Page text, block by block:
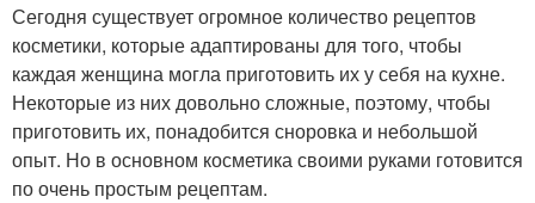
Сегодня существует огромное количество рецептов
косметики, которые адаптированы для того, чтобы
каждая женщина могла приготовить их у себя на кухне.
Некоторые из них довольно сложные, поэтому, чтобы
приготовить их, понадобится сноровка и небольшой
опыт. Но в основном косметика своими руками готовится
по очень простым рецептам.